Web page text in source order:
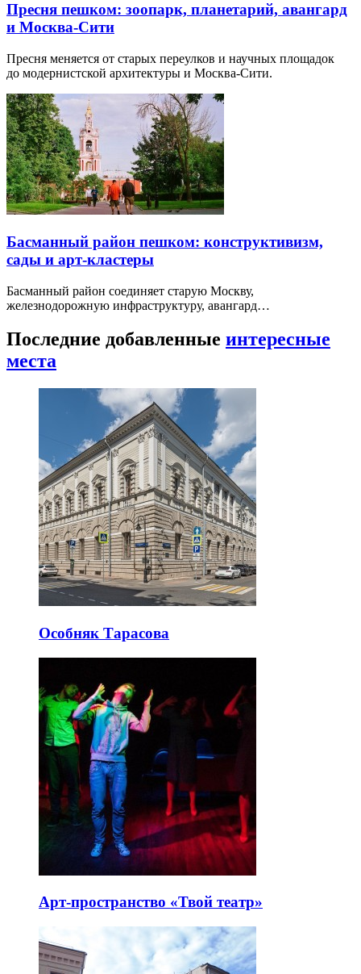
Пресня пешком: зоопарк, планетарий, авангард
и Москва-Сити
Пресня меняется от старых переулков и научных площадок
до модернистской архитектуры и Москва-Сити.
Басманный район пешком: конструктивизм,
сады и арт-кластеры
Басманный район соединяет старую Москву,
железнодорожную инфраструктуру, авангард…
Последние добавленные интересные
места
Особняк Тарасова
Арт-пространство «Твой театр»